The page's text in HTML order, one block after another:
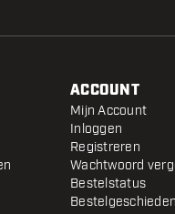
ACCOUNT
Mijn Account
Inloggen
Registreren
Wachtwoord
Bestelstatus